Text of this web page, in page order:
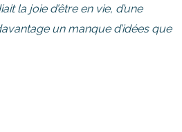
la joie d’être en vie, d’une
un manque d’idées que